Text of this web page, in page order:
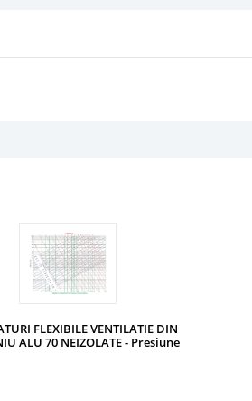
FLEXIBILE VENTILATIE DIN
ALU 70 NEIZOLATE - Presiune